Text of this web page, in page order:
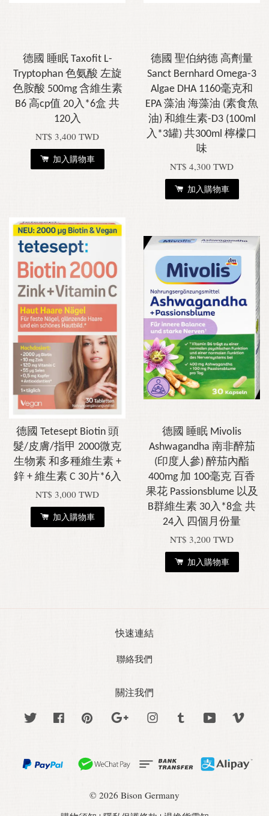
德國 睡眠 Taxofit L-
Tryptophan 色氨酸 左旋
色胺酸 500mg 含維生素
B6 高cp值 20入*6盒 共
120入
NT$ 3,400 TWD
加入購物車
德國 聖伯納德 高劑量
Sanct Bernhard Omega-3
Algae DHA 1160毫克和
EPA 藻油 海藻油 (素食魚
油) 和維生素-D3 (100ml
入*3罐) 共300ml 檸檬口
味
NT$ 4,300 TWD
加入購物車
德國 Tetesept Biotin 頭
髮/皮膚/指甲 2000微克
生物素 和多種維生素 +
鋅 + 維生素 C 30片*6入
NT$ 3,000 TWD
加入購物車
德國 睡眠 Mivolis
Ashwagandha 南非醉茄
(印度人參) 醉茄內酯
400mg 加 100毫克 百香
果花 Passionsblume 以及
B群維生素 30入*8盒 共
24入 四個月份量
NT$ 3,200 TWD
加入購物車
快速連結
聯絡我們
關注我們
Twitter Facebook Pinterest Google Instagram Tumblr YouTube
© 2026 Bison Germany